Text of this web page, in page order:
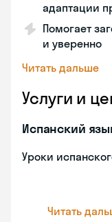
адаптации
Помогает
и уверенно
Читать дальше
Услуги и
Испанский
Уроки
Читать